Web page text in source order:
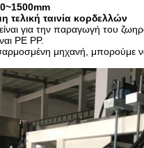
ταινία κορδελλών
για την παραγωγή του
PE PP.
μηχανή, μπορούμε